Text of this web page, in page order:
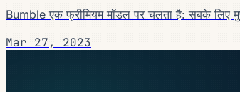
Bumble एक फ्रीमियम मॉडल पर चलता है: सबके लिए
Mar 27, 2023